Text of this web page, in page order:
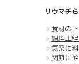
リウマチ
>食材の
>調理工
>気楽に
> 関節に